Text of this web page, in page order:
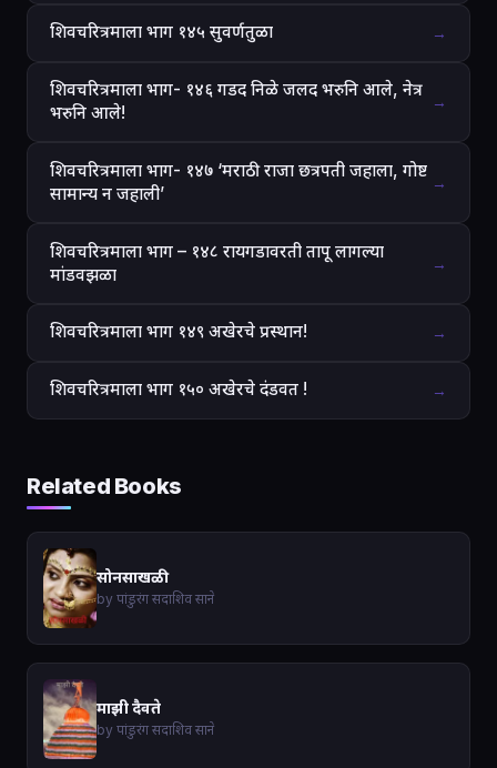
शिवचरित्रमाला भाग १४५ सुवर्णतुळा →
शिवचरित्रमाला भाग- १४६ गडद निळे जलद भरुनि आले, नेत्र
भरुनि आले!
→
शिवचरित्रमाला भाग- १४७ ‘मराठी राजा छत्रपती जहाला, गोष्ट
सामान्य न जहाली’
→
शिवचरित्रमाला भाग – १४८ रायगडावरती तापू लागल्या
मांडवझळा
→
शिवचरित्रमाला भाग १४९ अखेरचे प्रस्थान! →
शिवचरित्रमाला भाग १५० अखेरचे दंडवत ! →
Related Books
सोनसाखळी
by पांडुरंग सदाशिव साने
माझी दैवते
by पांडुरंग सदाशिव साने